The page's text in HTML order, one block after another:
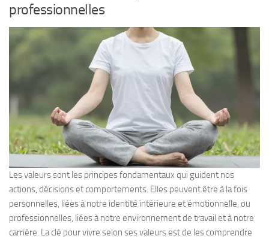
professionnelles
Les valeurs sont les principes fondamentaux qui guident nos
actions, décisions et comportements. Elles peuvent être à la fois
personnelles, liées à notre identité intérieure et émotionnelle, ou
professionnelles, liées à notre environnement de travail et à notre
carrière. La clé pour vivre selon ses valeurs est de les comprendre